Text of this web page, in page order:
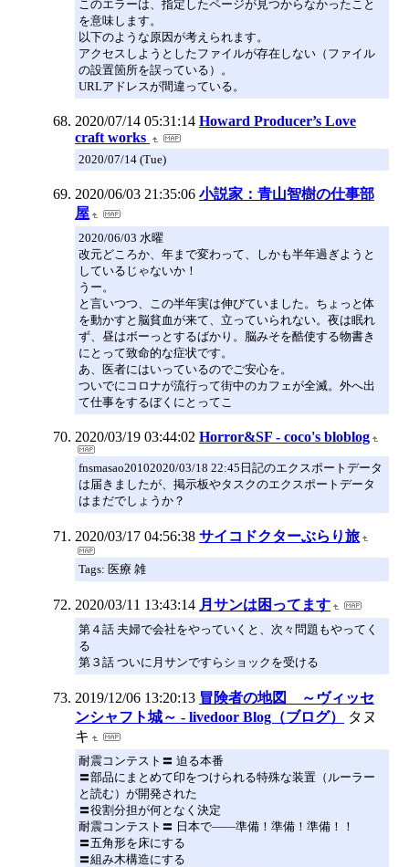
このエラーは、指定したページが見つからなかったこと
を意味します。
以下のような原因が考えられます。
アクセスしようとしたファイルが存在しない（ファイル
の設置箇所を誤っている）。
URLアドレスが間違っている。
2020/07/14 05:31:14 Howard Producer’s Love
craft works
2020/07/14 (Tue)
2020/06/03 21:35:06 小説家：青山智樹の仕事部
屋
2020/06/03 水曜
改元どころか、年まで変わって、しかも半年過ぎようと
しているじゃないか！
うー。
と言いつつ、この半年実は伸びていました。ちょっと体
を動かすと脳貧血が来て、立っていられない。夜は眠れ
ず、昼はボーっとするばかり。脳みそを酷使する物書き
にとって致命的な症状です。
あ、医者にはいっているのでご安心を。
ついでにコロナが流行って街中のカフェが全滅。外へ出
て仕事をするぼくにとってこ
2020/03/19 03:44:02 Horror&SF - coco's bloblog
fnsmasao20102020/03/18 22:45日記のエクスポートデータ
は届きましたが、掲示板やタスクのエクスポートデータ
はまだでしょうか？
2020/03/17 04:56:38 サイコドクターぶらり旅
Tags: 医療 雑
2020/03/11 13:43:14 月サンは困ってます
第４話 夫婦で会社をやっていくと、次々問題もやってく
る
第３話 ついに月サンですらショックを受ける
2019/12/06 13:20:13 冒険者の地図 ～ヴィッセ
ンシャフト城～ - livedoor Blog（ブログ）
タヌ
キ
耐震コンテスト〓 迫る本番
〓部品にまとめて印をつけられる特殊な装置（ルーラー
と読む）が開発された
〓役割分担が何となく決定
耐震コンテスト〓 日本で――準備！準備！準備！！
〓五角形を床にする
〓組み木構造にする